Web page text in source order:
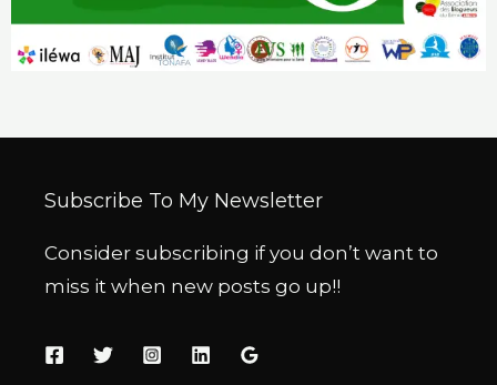
Subscribe To My Newsletter
Consider subscribing if you don’t want to
miss it when new posts go up!!